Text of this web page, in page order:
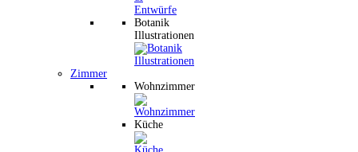
Botanik
Illustrationen
Zimmer
Wohnzimmer
Küche